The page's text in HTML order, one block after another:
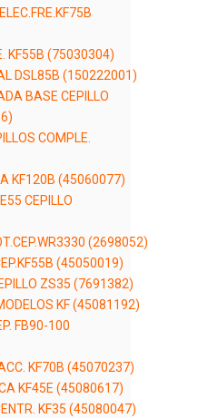
KF55B (75030304)
DSL85B (150222001)
BASE CEPILLO
COMPLE.
KF120B (45060077)
CEPILLO
(2698052)
(45050019)
ZS35 (7691382)
KF (45081192)
FB90-100
KF70B (45070237)
KF45E (45080617)
KF35 (45080047)